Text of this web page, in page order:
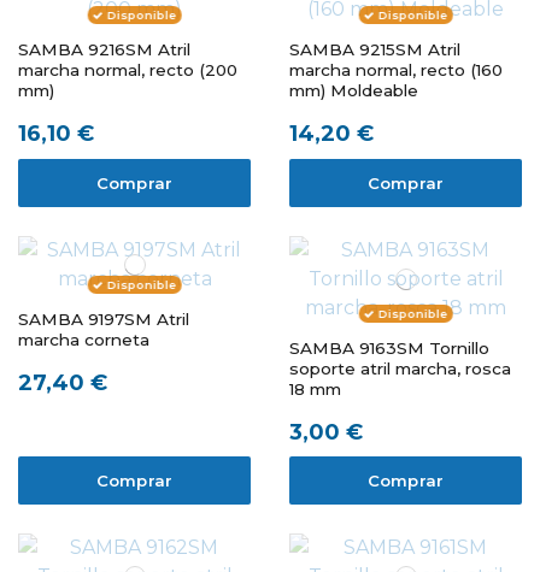
Disponible
SAMBA 9216SM Atril
marcha normal, recto (200
mm)
16,10 €
Comprar
Disponible
SAMBA 9215SM Atril
marcha normal, recto (160
mm) Moldeable
14,20 €
Comprar
Disponible
SAMBA 9197SM Atril
marcha corneta
27,40 €
Comprar
Disponible
SAMBA 9163SM Tornillo
soporte atril marcha, rosca
18 mm
3,00 €
Comprar